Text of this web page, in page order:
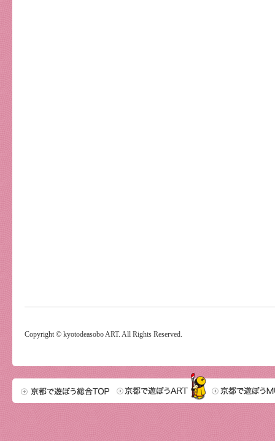
Copyright © kyotodeasobo ART. All Rights Reserved.